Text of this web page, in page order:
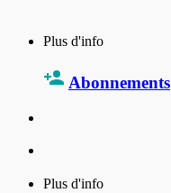
Plus d'info
Abonnements
Plus d'info